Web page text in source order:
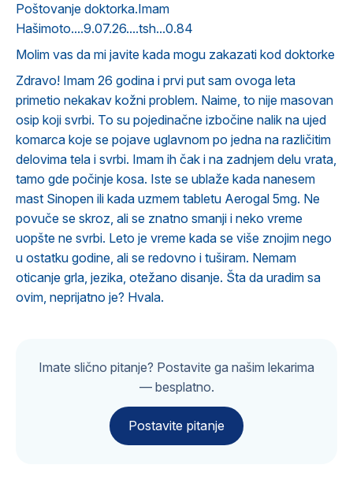
Poštovanje doktorka.Imam
Hašimoto....9.07.26....tsh...0.84
Molim vas da mi javite kada mogu zakazati kod doktorke
Zdravo! Imam 26 godina i prvi put sam ovoga leta
primetio nekakav kožni problem. Naime, to nije masovan
osip koji svrbi. To su pojedinačne izbočine nalik na ujed
komarca koje se pojave uglavnom po jedna na različitim
delovima tela i svrbi. Imam ih čak i na zadnjem delu vrata,
tamo gde počinje kosa. Iste se ublaže kada nanesem
mast Sinopen ili kada uzmem tabletu Aerogal 5mg. Ne
povuče se skroz, ali se znatno smanji i neko vreme
uopšte ne svrbi. Leto je vreme kada se više znojim nego
u ostatku godine, ali se redovno i tuširam. Nemam
oticanje grla, jezika, otežano disanje. Šta da uradim sa
ovim, neprijatno je? Hvala.
Imate slično pitanje? Postavite ga našim lekarima
— besplatno.
Postavite pitanje